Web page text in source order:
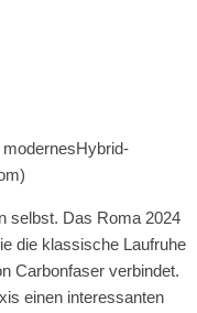
selbst. Das Roma 2024
die klassische Laufruhe
Carbonfaser verbindet.
einen interessanten